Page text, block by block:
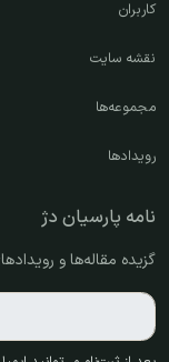
کاربران
نقشه سایت
مجموعه‌ها
رویدادها
نامه پارسیان دژ
گزیده مقاله‌ها و
ایمیل شما